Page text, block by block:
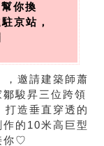
你換
京站，
，邀請建築師蕭
駿昇三位跨領
打造垂直穿透的
的10米高巨型
你♡